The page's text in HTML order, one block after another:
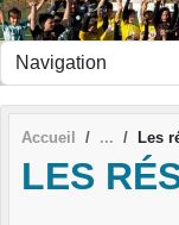
Accueil Les
LES